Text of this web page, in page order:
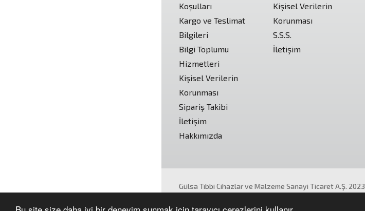
Koşulları
Kargo ve Teslimat
Bilgileri
Bilgi Toplumu
Hizmetleri
Kişisel Verilerin
Korunması
Sipariş Takibi
İletişim
Hakkımızda
Kişisel Verilerin
Korunması
S.S.S.
İletişim
Gülsa Tıbbi Cihazlar ve Malzeme Sanayi Ticaret A.Ş. 2023
Tüm hakları saklıdır.